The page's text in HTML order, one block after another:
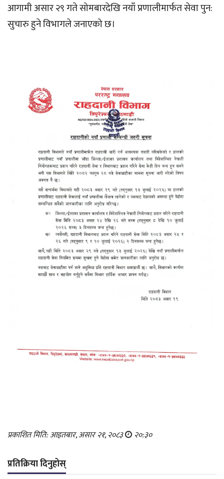
आगामी असार २९ गते सोमबारदेखि नयाँ प्रणालीमार्फत सेवा पुन:
सुचारु हुने विभागले जनाएको छ।
प्रकाशित मिति: आइतबार, असार २१, २०८३ २०:३०
प्रतिक्रिया दिनुहोस्